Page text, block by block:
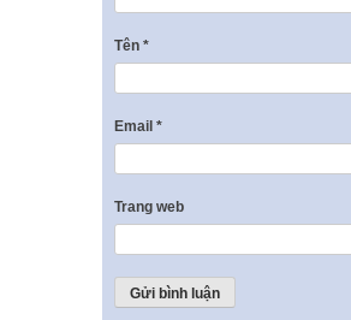
Tên *
Email *
Trang web